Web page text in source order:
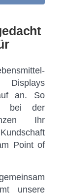
an. So
bei der
Ihr
Point of
unsere